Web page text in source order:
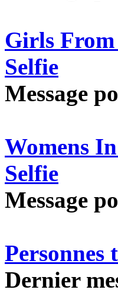
Girls From
Selfie
Message
Womens
Selfie
Message
Personnes
Dernier